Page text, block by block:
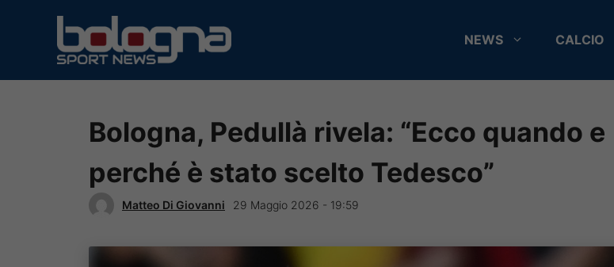
contenuto
NEWS CALCIO
Bologna, Pedullà rivela: “Ecco quando e
perché è stato scelto Tedesco”
Matteo Di Giovanni 29 Maggio 2026 - 19:59